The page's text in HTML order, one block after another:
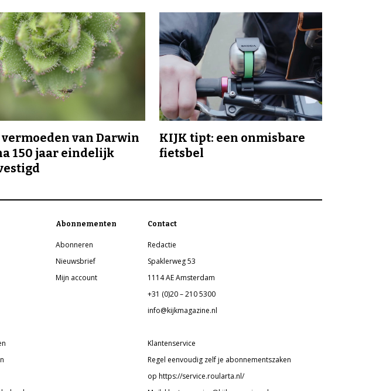
van Darwin
150 jaar eindelijk
KIJK tipt: een onmisbare
fietsbel
Abonnementen
Abonneren
Nieuwsbrief
Mijn account
Contact
Redactie
Spaklerweg 53
1114 AE Amsterdam
+31 (0)20 – 210 5300
info@kijkmagazine.nl
Klantenservice
Regel eenvoudig zelf je abonnementszaken
op https://service.roularta.nl/